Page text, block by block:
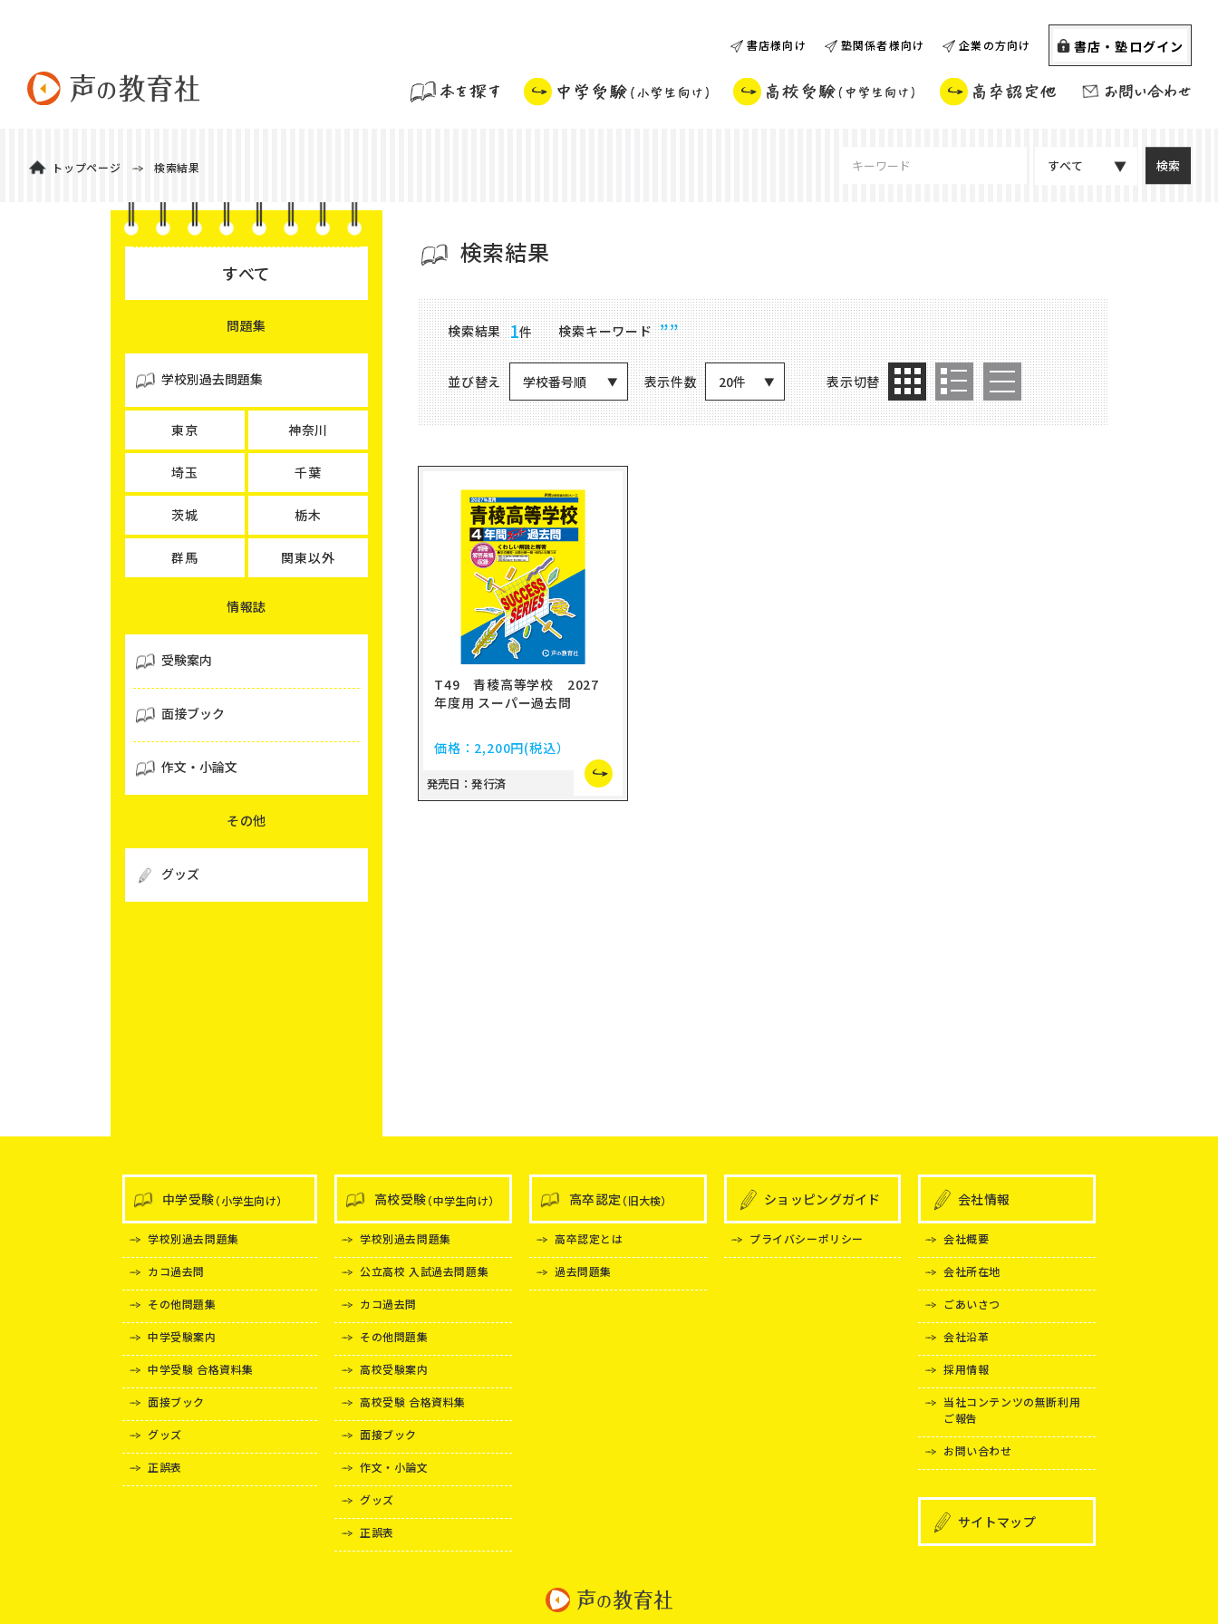
書店様向け 塾関係者様向け 企業の方向け 書店・塾ログイン
すべて
トップページ 検索結果
検索結果
商品検索結果
検索結果 1件 検索キーワード ””
並び替え 学校番号順 表示件数 20件 表示切替
T49 青稜高等学校 2027
年度用 スーパー過去問
価格： 2,200円(税込）
発売日：発行済
すべて
問題集
学校別過去問題集
東京 神奈川
埼玉 千葉
茨城 栃木
群馬 関東以外
情報誌
受験案内
面接ブック
作文・小論文
その他
グッズ
中学受験（小学生向け）
学校別過去問題集
カコ過去問
その他問題集
中学受験案内
中学受験 合格資料集
面接ブック
グッズ
正誤表
高校受験（中学生向け）
学校別過去問題集
公立高校 入試過去問題集
カコ過去問
その他問題集
高校受験案内
高校受験 合格資料集
面接ブック
作文・小論文
グッズ
正誤表
高卒認定（旧大検）
高卒認定とは
過去問題集
ショッピングガイド
プライバシーポリシー
会社情報
会社概要
会社所在地
ごあいさつ
会社沿革
採用情報
当社コンテンツの無断利用
ご報告
お問い合わせ
サイトマップ